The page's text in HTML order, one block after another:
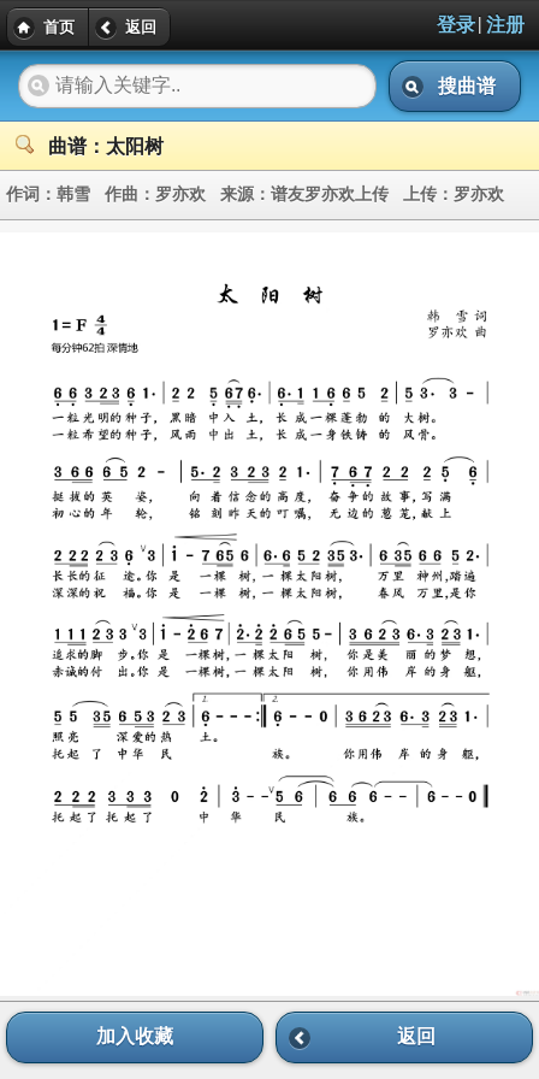
首页 返回 登录| 注册
搜曲谱
曲谱：太阳树
作词： 韩雪 作曲： 罗亦欢 来源： 谱友罗亦欢上传 上传： 罗亦欢
加入收藏 返回